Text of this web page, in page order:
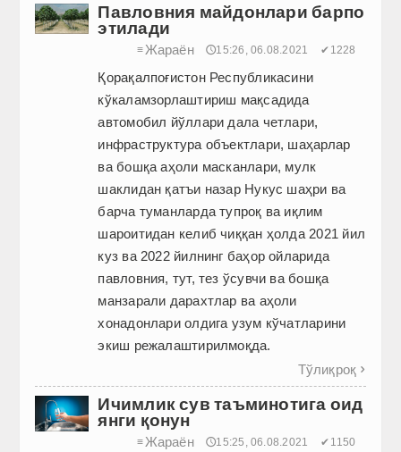
Павловния майдонлари барпо
этилади
≡ Жараён 🕔15:26, 06.08.2021 ✔1228
Қорақалпоғистон Республикасини
кўкаламзорлаштириш мақсадида
автомобил йўллари дала четлари,
инфраструктура объектлари, шаҳарлар
ва бошқа аҳоли мас­канлари, мулк
шаклидан қатъи назар Нукус шаҳри ва
барча туманларда тупроқ ва иқлим
шароитидан келиб чиққан ҳолда 2021 йил
куз ва 2022 йилнинг баҳор ойларида
павловния, тут, тез ўсувчи ва бошқа
манзарали дарахтлар ва аҳоли
хонадонлари олдига узум кўчатларини
экиш режалаштирилмоқда.
Тўлиқроқ 
Ичимлик сув таъминотига оид
янги қонун
≡ Жараён 🕔15:25, 06.08.2021 ✔1150